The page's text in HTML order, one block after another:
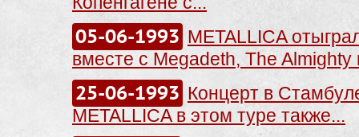
05-06-1993 METALLICA
вместе с Megadeth, The Almighty
25-06-1993 Концерт в
METALLICA в этом туре также...